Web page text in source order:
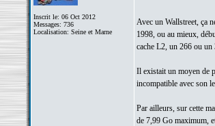
Inscrit le: 06 Oct 2012
Messages: 736
Localisation: Seine et Marne
Avec un Wallstreet, ça
1998, ou au mieux,
cache L2, un 266 ou
Il existait un moyen de
incompatible avec son
Par ailleurs, sur cette
de 7,99 Go maximum,